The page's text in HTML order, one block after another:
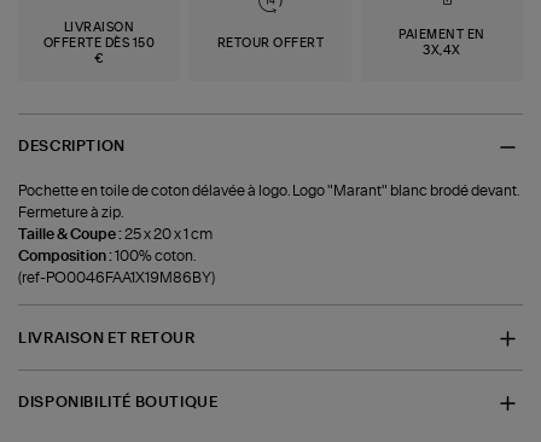
LIVRAISON
OFFERTE DÈS 150
€
RETOUR OFFERT
PAIEMENT EN
3X,4X
DESCRIPTION
Pochette en toile de coton délavée à logo. Logo "Marant" blanc brodé devant.
Fermeture à zip.
Taille & Coupe :25 x 20 x 1 cm
Composition :100% coton.
(ref-PO0046FAA1X19M86BY)
LIVRAISON ET RETOUR
DISPONIBILITÉ BOUTIQUE